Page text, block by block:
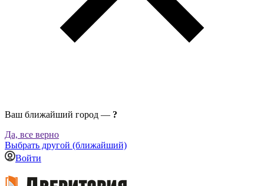
Ваш ближайший город — ?
Да, все верно
Выбрать другой (ближайший)
Войти